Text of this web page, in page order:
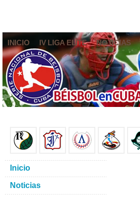
INICIO IV LIGA ELITE NOTICIAS
Inicio
Noticias